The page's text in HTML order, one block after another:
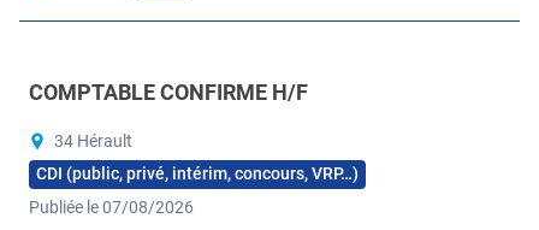
COMPTABLE CONFIRME H/F
34 Hérault
CDI (public, privé, intérim, concours, VRP…)
Publiée le 07/08/2026